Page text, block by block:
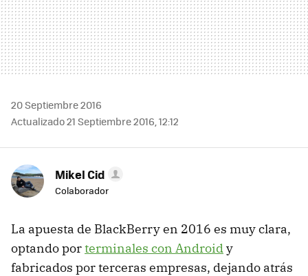
20 Septiembre 2016
Actualizado 21 Septiembre 2016, 12:12
Mikel Cid
Colaborador
La apuesta de BlackBerry en 2016 es muy clara,
optando porterminales con Androidy
fabricados por terceras empresas, dejando atrás